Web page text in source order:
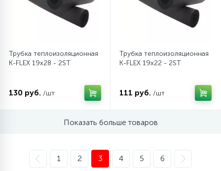
Трубка теплоизоляционная
K-FLEX 19x28 - 2ST
130 руб. /шт
Трубка теплоизоляционная
K-FLEX 19x22 - 2ST
111 руб. /шт
Показать больше товаров
1 2 3 4 5 6